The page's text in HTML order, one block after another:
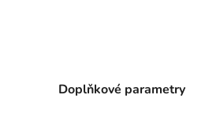
Doplňkové parametry